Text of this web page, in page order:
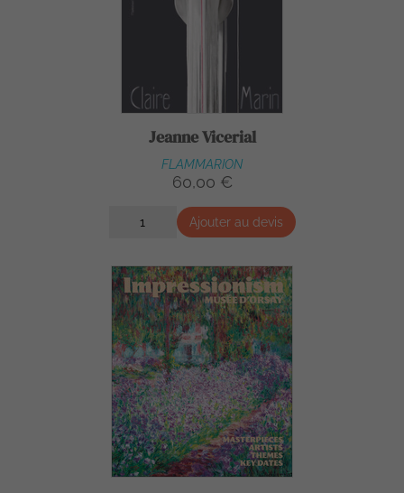
Jeanne Vicerial
FLAMMARION
60,00 €
Ajouter au devis